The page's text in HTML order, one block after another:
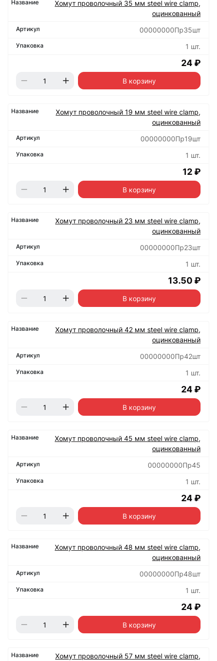
Хомут проволочный 35 мм steel wire clamp,
оцинкованный
00000000Пр35шт
1 шт.
24 ₽
В корзину
Хомут проволочный 19 мм steel wire clamp,
оцинкованный
00000000Пр19шт
1 шт.
12 ₽
В корзину
Хомут проволочный 23 мм steel wire clamp,
оцинкованный
00000000Пр23шт
1 шт.
13.50 ₽
В корзину
Хомут проволочный 42 мм steel wire clamp,
оцинкованный
00000000Пр42шт
1 шт.
24 ₽
В корзину
Хомут проволочный 45 мм steel wire clamp,
оцинкованный
00000000Пр45
1 шт.
24 ₽
В корзину
Хомут проволочный 48 мм steel wire clamp,
оцинкованный
00000000Пр48шт
1 шт.
24 ₽
В корзину
Хомут проволочный 57 мм steel wire clamp,